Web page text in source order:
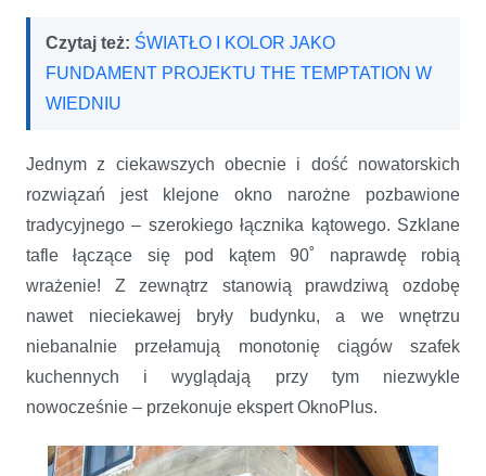
Czytaj też: ŚWIATŁO I KOLOR JAKO
FUNDAMENT PROJEKTU THE TEMPTATION W
WIEDNIU
Jednym z ciekawszych obecnie i dość nowatorskich
rozwiązań jest klejone okno narożne pozbawione
tradycyjnego – szerokiego łącznika kątowego. Szklane
tafle łączące się pod kątem 90˚ naprawdę robią
wrażenie! Z zewnątrz stanowią prawdziwą ozdobę
nawet nieciekawej bryły budynku, a we wnętrzu
niebanalnie przełamują monotonię ciągów szafek
kuchennych i wyglądają przy tym niezwykle
nowocześnie – przekonuje ekspert OknoPlus.